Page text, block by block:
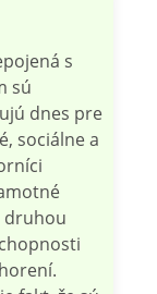
s
sú
dnes pre
sociálne a
druhou